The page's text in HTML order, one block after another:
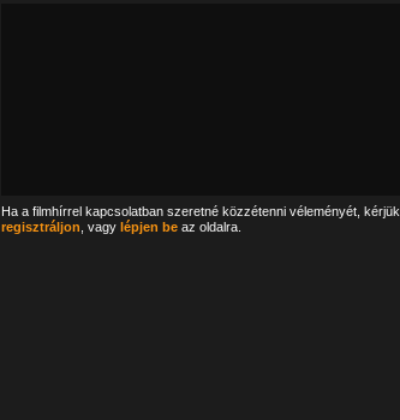
Ha a filmhírrel kapcsolatban szeretné közzétenni véleményét, kérjük,
regisztráljon , vagy lépjen beaz oldalra.